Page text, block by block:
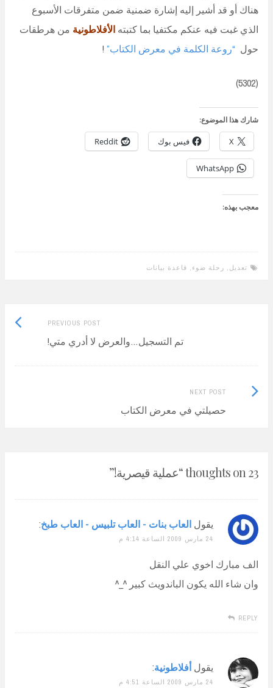
هناك أو قد أشير إليه إشارة ضمنية ضمن متفرقات الأسبوع
الذي غبت فيه عنكم مكتفيا بما كتبته الأفلاطونية من هرطقات
حول “روعة الكلمة في معرض الكتاب” !
(5302)
شارك هذا الموضوع:
X فيس بوك Reddit
WhatsApp
معجب بهذه:
تعديل رحلة ضوء قاعدة بيانات
PREVIOUS POST
Previous
post:تم التسجيل…والعرض لا أدري متي!
NEXT POST
حصيلتي في معرض الكتاب
Next
Post:
23 thoughts on “ عملية قيصرية!”
يقول العاب بنات - العاب تلبيس - العاب طبخ:
24 مارس 2009 الساعة 4:14 م
الف مبارك اخوي علي النقل
وان شاء الله يكون الباندويث كبير ^_^
REPLY
يقول أفلاطونية:
24 مارس 2009 الساعة 4:51 م